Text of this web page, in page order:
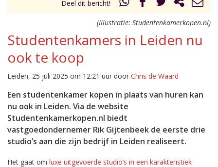
Deel dit bericht!
(Illustratie: Studentenkamerkopen.nl)
Studentenkamers in Leiden nu
ook te koop
Leiden, 25 juli 2025 om 12:21 uur door Chris de Waard
Een studentenkamer kopen in plaats van huren kan
nu ook in Leiden. Via de website
Studentenkamerkopen.nl biedt
vastgoedondernemer Rik Gijtenbeek de eerste drie
studio’s aan die zijn bedrijf in Leiden realiseert.
Het gaat om luxe uitgevoerde studio’s in een karakteristiek